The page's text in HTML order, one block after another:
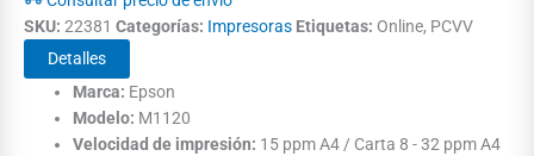
SKU: 22381 Categorías: Impresoras Etiquetas: Online, PCVV
Detalles
Marca: Epson
Modelo: M1120
Velocidad de impresión: 15 ppm A4 / Carta 8 - 32 ppm A4